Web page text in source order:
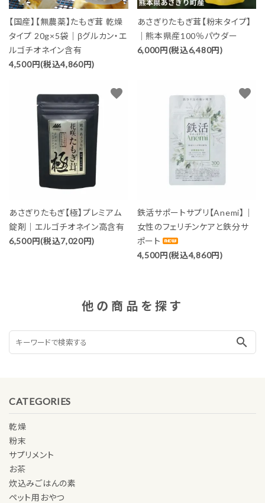
【国産】【無農薬】たもぎ茸 乾燥
タイプ 20g×5袋｜βグルカン・エ
ルゴチオネイン含有
4,500円(税込4,860円)
あさぎりたもぎ茸【粉末タイプ】
｜熊本県産100％パウダー
6,000円(税込6,480円)
あさぎりたもぎ【極】プレミアム
錠剤｜エルゴチオネイン高含有
6,500円(税込7,020円)
favorite
鉄活サポートサプリ【Anemi】｜
女性のフェリチンケアと鉄分サ
ポート
4,500円(税込4,860円)
favorite
他の商品を探す
search
CATEGORIES
乾燥
粉末
サプリメント
お茶
炊込みごはんの素
ペット用おやつ